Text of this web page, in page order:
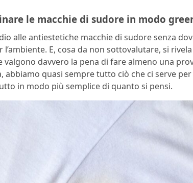
le macchie di sudore in modo
alle antiestetiche macchie di sudore senza
l’ambiente. E, cosa da non sottovalutare, si
valgono davvero la pena di fare almeno una
abbiamo quasi sempre tutto ciò che ci serve
in modo più semplice di quanto si pensi.